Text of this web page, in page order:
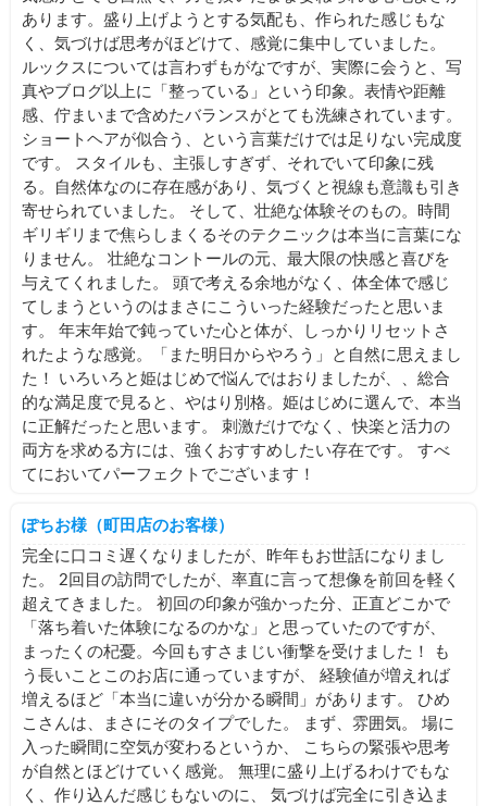
あります。盛り上げようとする気配も、作られた感じもな
く、気づけば思考がほどけて、感覚に集中していました。
ルックスについては言わずもがなですが、実際に会うと、写
真やブログ以上に「整っている」という印象。表情や距離
感、佇まいまで含めたバランスがとても洗練されています。
ショートヘアが似合う、という言葉だけでは足りない完成度
です。 スタイルも、主張しすぎず、それでいて印象に残
る。自然体なのに存在感があり、気づくと視線も意識も引き
寄せられていました。 そして、壮絶な体験そのもの。時間
ギリギリまで焦らしまくるそのテクニックは本当に言葉にな
りません。 壮絶なコントールの元、最大限の快感と喜びを
与えてくれました。 頭で考える余地がなく、体全体で感じ
てしまうというのはまさにこういった経験だったと思いま
す。 年末年始で鈍っていた心と体が、しっかりリセットさ
れたような感覚。「また明日からやろう」と自然に思えまし
た！ いろいろと姫はじめで悩んではおりましたが、、総合
的な満足度で見ると、やはり別格。姫はじめに選んで、本当
に正解だったと思います。 刺激だけでなく、快楽と活力の
両方を求める方には、強くおすすめしたい存在です。 すべ
てにおいてパーフェクトでございます！
ぽちお様（町田店のお客様）
完全に口コミ遅くなりましたが、昨年もお世話になりまし
た。 2回目の訪問でしたが、率直に言って想像を前回を軽く
超えてきました。 初回の印象が強かった分、正直どこかで
「落ち着いた体験になるのかな」と思っていたのですが、
まったくの杞憂。今回もすさまじい衝撃を受けました！ も
う長いことこのお店に通っていますが、 経験値が増えれば
増えるほど「本当に違いが分かる瞬間」があります。 ひめ
こさんは、まさにそのタイプでした。 まず、雰囲気。 場に
入った瞬間に空気が変わるというか、 こちらの緊張や思考
が自然とほどけていく感覚。 無理に盛り上げるわけでもな
く、作り込んだ感じもないのに、 気づけば完全に引き込ま